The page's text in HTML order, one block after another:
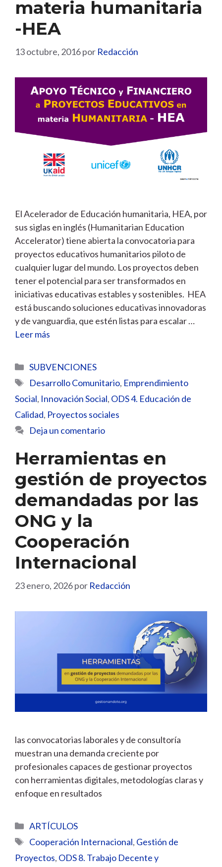
materia humanitaria
-HEA
13 octubre, 2016por Redacción
El Acelerador de Educación humanitaria, HEA, por
sus siglas en inglés (Humanitarian Education
Accelerator) tiene abierta la convocatoria para
proyectos educativos humanitarios piloto de
cualquier lugar del mundo. Los proyectos deben
tener el potencial para ser transformados en
iniciativas educativas estables y sostenibles. HEA
está buscando soluciones educativas innovadoras
y de vanguardia, que estén listas para escalar …
Leer más
Categorías
SUBVENCIONES
Etiquetas
Desarrollo Comunitario, Emprendimiento
Social, Innovación Social, ODS 4. Educación de
Calidad, Proyectos sociales
Deja un comentario
Herramientas en
gestión de proyectos
demandadas por las
ONG y la
Cooperación
Internacional
23 enero, 2026por Redacción
las convocatorias laborales y de consultoría
muestran una demanda creciente por
profesionales capaces de gestionar proyectos
con herramientas digitales, metodologías claras y
enfoque en resultados
Categorías
ARTÍCULOS
Etiquetas
Cooperación Internacional, Gestión de
Proyectos, ODS 8. Trabajo Decente y